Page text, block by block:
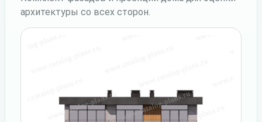
архитектуры со всех сторон.